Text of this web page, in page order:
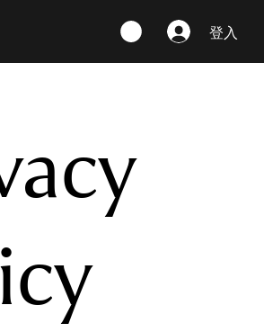
登入